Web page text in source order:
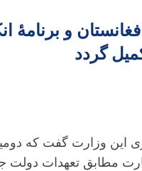
و برنامۀ
رهبری این وزارت گفت که
۵ سالۀ وزارت صنعت و تجارت مطابق